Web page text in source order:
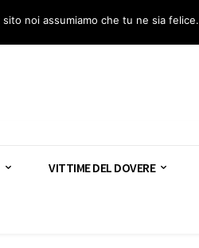
Segnala – Repac
VITTIME DEL DOVERE
noi assumiamo che tu ne sia felice.